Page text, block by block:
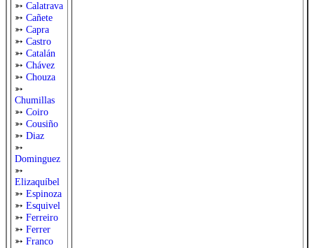
➳ Calatrava
➳ Cañete
➳ Capra
➳ Castro
➳ Catalán
➳ Chávez
➳ Chouza
➳
Chumillas
➳ Coiro
➳ Cousiño
➳ Diaz
➳
Dominguez
➳
Elizaquíbel
➳ Espinoza
➳ Esquivel
➳ Ferreiro
➳ Ferrer
➳ Franco